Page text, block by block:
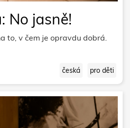
No jasně!
to, v čem je opravdu dobrá.
česká pro děti